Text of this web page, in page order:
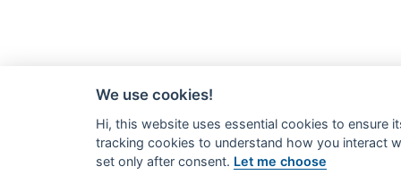
We use cookies!
Hi, this website uses essential cookies to ensure
tracking cookies to understand how you interact
set only after consent. Let me choose